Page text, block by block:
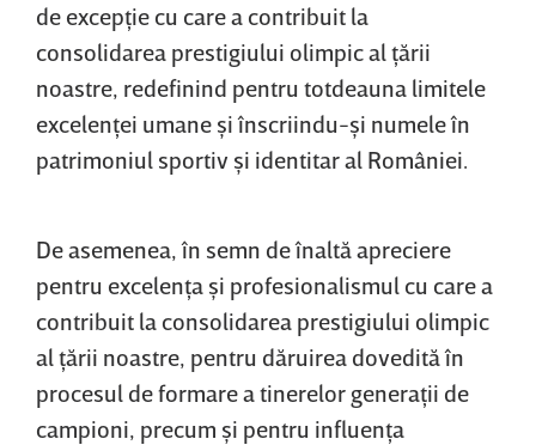
de excepţie cu care a contribuit la
consolidarea prestigiului olimpic al ţării
noastre, redefinind pentru totdeauna limitele
excelenţei umane şi înscriindu-şi numele în
patrimoniul sportiv şi identitar al României.
De asemenea, în semn de înaltă apreciere
pentru excelenţa şi profesionalismul cu care a
contribuit la consolidarea prestigiului olimpic
al ţării noastre, pentru dăruirea dovedită în
procesul de formare a tinerelor generaţii de
campioni, precum şi pentru influenţa